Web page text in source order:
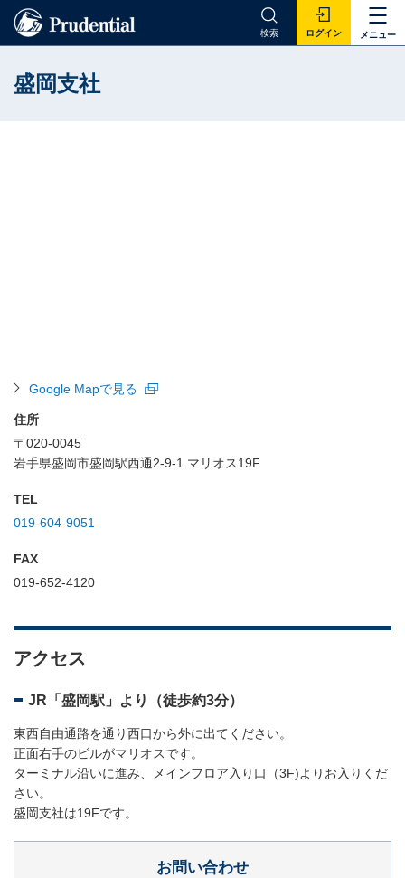
メニュー
検索 ログイン
盛岡支社
Google Mapで見る
住所
〒020-0045
岩手県盛岡市盛岡駅西通2-9-1 マリオス19F
TEL
019-604-9051
FAX
019-652-4120
アクセス
JR「盛岡駅」より（徒歩約3分）
東西自由通路を通り西口から外に出てください。
正面右手のビルがマリオスです。
ターミナル沿いに進み、メインフロア入り口（3F)よりお入りくだ
さい。
盛岡支社は19Fです。
お問い合わせ